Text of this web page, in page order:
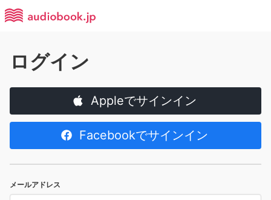
ログイン
Appleでサインイン
Facebookでサインイン
メールアドレス